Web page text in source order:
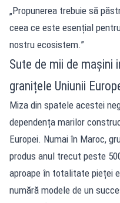
„Propunerea trebuie să
ceea ce este esențial
nostru ecosistem.”
Sute de mii de mașini
granițele Uniunii
Miza din spatele acestei
dependența marilor
Europei. Numai în Maroc,
produs anul trecut peste
aproape în totalitate pieței
numără modele de un